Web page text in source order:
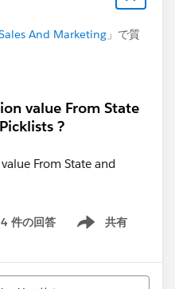
And Marketing 」で質
value From State
?
4 件の回答 共有
Show menu
え